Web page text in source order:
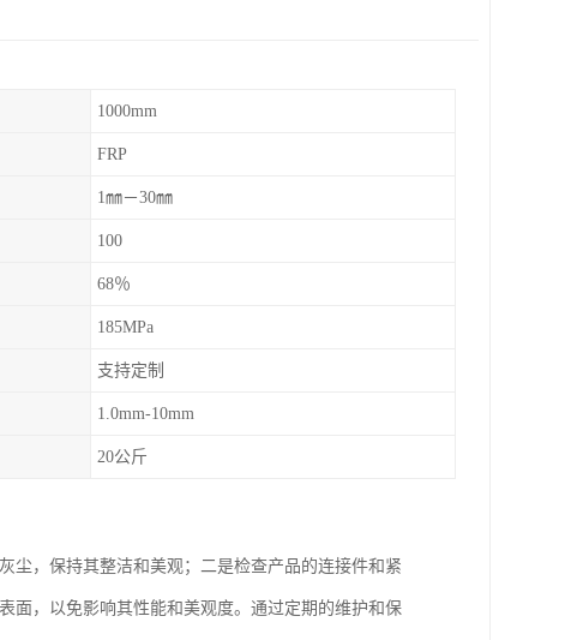
1000mm
FRP
1㎜－30㎜
100
68％
185MPa
支持定制
1.0mm-10mm
20公斤
尘，保持其整洁和美观；二是检查产品的连接件和紧
面，以免影响其性能和美观度。通过定期的维护和保